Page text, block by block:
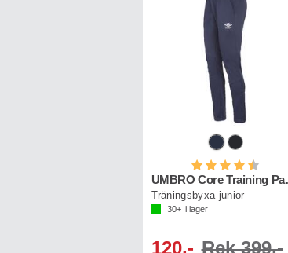
Betyg:
Träningsbyxa junior
30+ i lager
120,- Rek 399,-